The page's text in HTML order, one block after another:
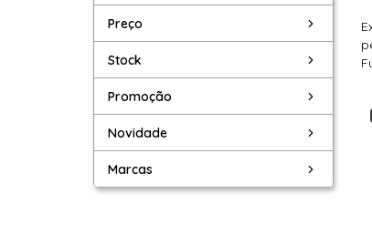
Preço
Stock
Promoção
Novidade
Marcas